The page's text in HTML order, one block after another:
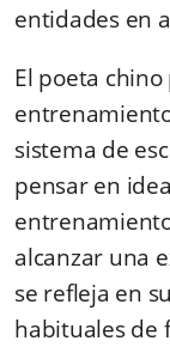
entidades en
El poeta
sistema de
pensar en
alcanzar una
se refleja en
habitualesde